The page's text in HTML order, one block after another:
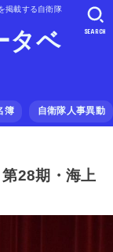
掲載する自衛隊
タベ
簿 自衛隊人事異動
SEARCH
28期・海上